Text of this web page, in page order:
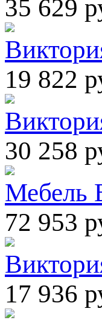
35 629
19 822
30 258
Мебель
72 953
17 936